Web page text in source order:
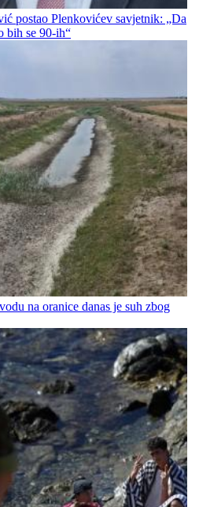
postao Plenkovićev savjetnik: „Da
bih se 90-ih“
na oranice danas je suh zbog